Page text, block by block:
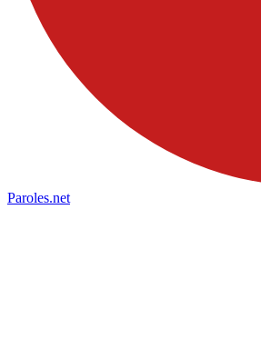
Paroles.net